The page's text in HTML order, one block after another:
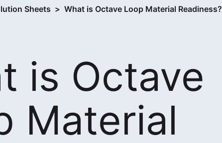
Sheets > What is Octave Loop Material Readiness?
is Octave
Material